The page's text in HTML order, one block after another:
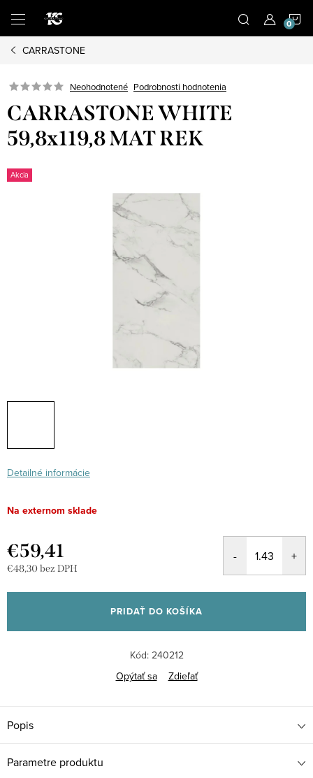
obsah
CARRASTONE
Neohodnotené Podrobnosti hodnotenia
CARRASTONE WHITE
59,8x119,8 MAT REK
Akcia
Detailné informácie
Na externom sklade
€59,41
€48,30 bez DPH
cena:
PRIDAŤ DO KOŠÍKA
Kód: 240212
Opýtať sa
Zdieľať
Popis
Parametre produktu